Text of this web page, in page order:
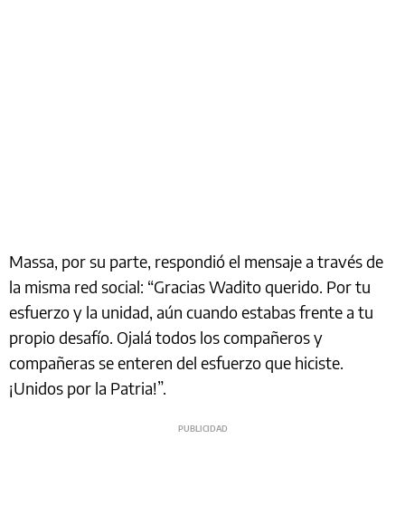
Massa, por su parte, respondió el mensaje a través de
la misma red social: “Gracias Wadito querido. Por tu
esfuerzo y la unidad, aún cuando estabas frente a tu
propio desafío. Ojalá todos los compañeros y
compañeras se enteren del esfuerzo que hiciste.
¡Unidos por la Patria!”.